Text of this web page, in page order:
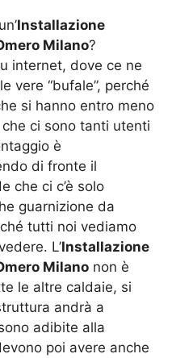
Installazione
Milano?
internet, dove ce ne
vere “bufale”, perché
si hanno entro meno
ci sono tanti utenti
è
di fronte il
che ci c’è solo
guarnizione da
tutti noi vediamo
L’Installazione
Milano non è
le altre caldaie, si
andrà a
adibite alla
poi avere anche